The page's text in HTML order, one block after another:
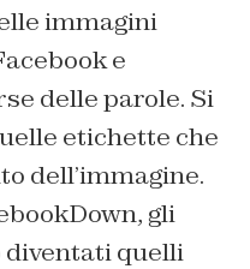
immagini
e
delle parole. Si
etichette che
dell’immagine.
gli
diventati quelli